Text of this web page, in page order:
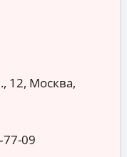
12, Москва,
09